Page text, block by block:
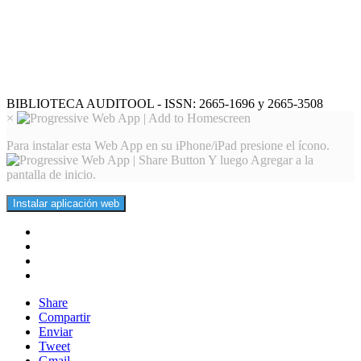
BIBLIOTECA AUDITOOL - ISSN: 2665-1696 y 2665-3508
×
Para instalar esta Web App en su iPhone/iPad presione el ícono.
Y luego Agregar a la
pantalla de inicio.
Instalar aplicación web
Share
Compartir
Enviar
Tweet